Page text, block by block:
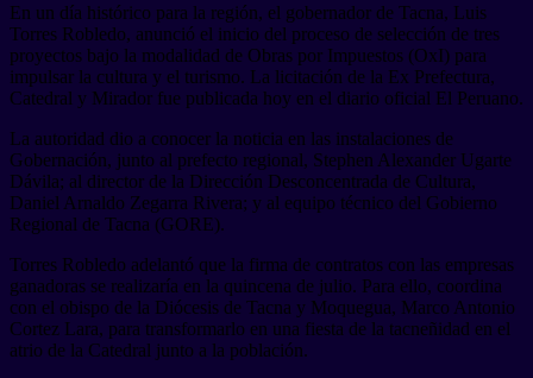
En un día histórico para la región, el gobernador de Tacna, Luis
Torres Robledo, anunció el inicio del proceso de selección de tres
proyectos bajo la modalidad de Obras por Impuestos (OxI) para
impulsar la cultura y el turismo. La licitación de la Ex Prefectura,
Catedral y Mirador fue publicada hoy en el diario oficial El Peruano.
La autoridad dio a conocer la noticia en las instalaciones de
Gobernación, junto al prefecto regional, Stephen Alexander Ugarte
Dávila; al director de la Dirección Desconcentrada de Cultura,
Daniel Arnaldo Zegarra Rivera; y al equipo técnico del Gobierno
Regional de Tacna (GORE).
Torres Robledo adelantó que la firma de contratos con las empresas
ganadoras se realizaría en la quincena de julio. Para ello, coordina
con el obispo de la Diócesis de Tacna y Moquegua, Marco Antonio
Cortez Lara, para transformarlo en una fiesta de la tacneñidad en el
atrio de la Catedral junto a la población.